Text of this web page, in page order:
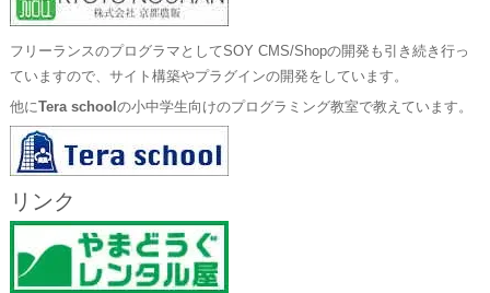
フリーランスのプログラマとしてSOY CMS/Shopの開発も引き続き行っ
ていますので、サイト構築やプラグインの開発をしています。
他にTera school の小中学生向けのプログラミング教室で教えています。
リンク